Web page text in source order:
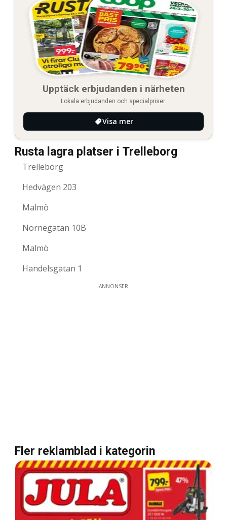
Upptäck erbjudanden i närheten
Lokala erbjudanden och specialpriser.
Visa mer
Rusta lagra platser i Trelleborg
Trelleborg
Hedvägen 203
Malmö
Nornegatan 10B
Malmö
Handelsgatan 1
ANNONSER
Fler reklamblad i kategorin